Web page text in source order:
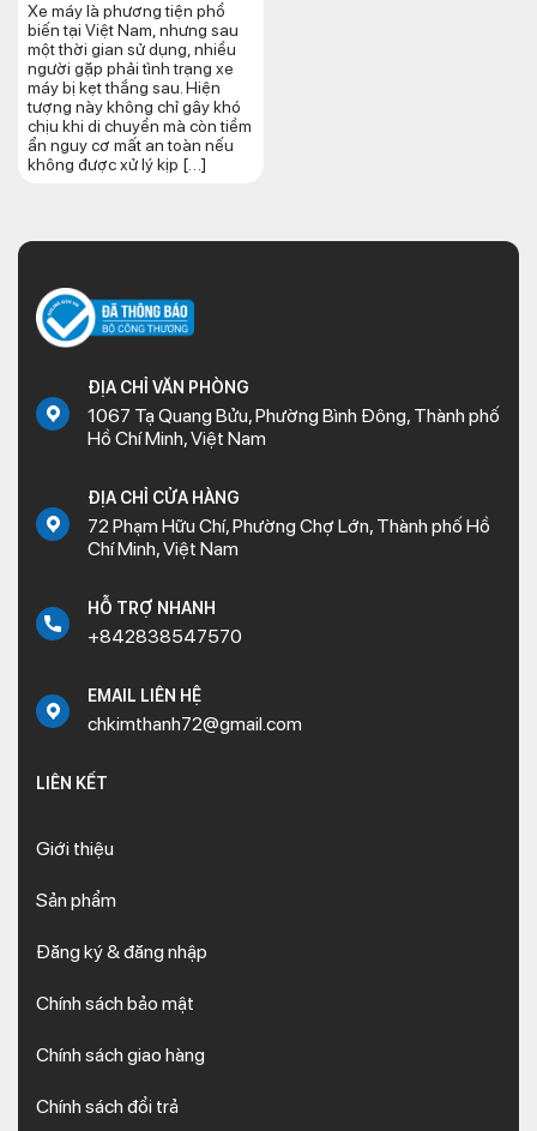
Xe máy là phương tiện phổ
biến tại Việt Nam, nhưng sau
một thời gian sử dụng, nhiều
người gặp phải tình trạng xe
máy bị kẹt thắng sau. Hiện
tượng này không chỉ gây khó
chịu khi di chuyển mà còn tiềm
ẩn nguy cơ mất an toàn nếu
không được xử lý kịp […]
ĐỊA CHỈ VĂN PHÒNG
1067 Tạ Quang Bửu, Phường Bình Đông, Thành phố
Hồ Chí Minh, Việt Nam
ĐỊA CHỈ CỬA HÀNG
72 Phạm Hữu Chí, Phường Chợ Lớn, Thành phố Hồ
Chí Minh, Việt Nam
HỖ TRỢ NHANH
+842838547570
EMAIL LIÊN HỆ
chkimthanh72@gmail.com
LIÊN KẾT
Giới thiệu
Sản phẩm
Đăng ký & đăng nhập
Chính sách bảo mật
Chính sách giao hàng
Chính sách đổi trả